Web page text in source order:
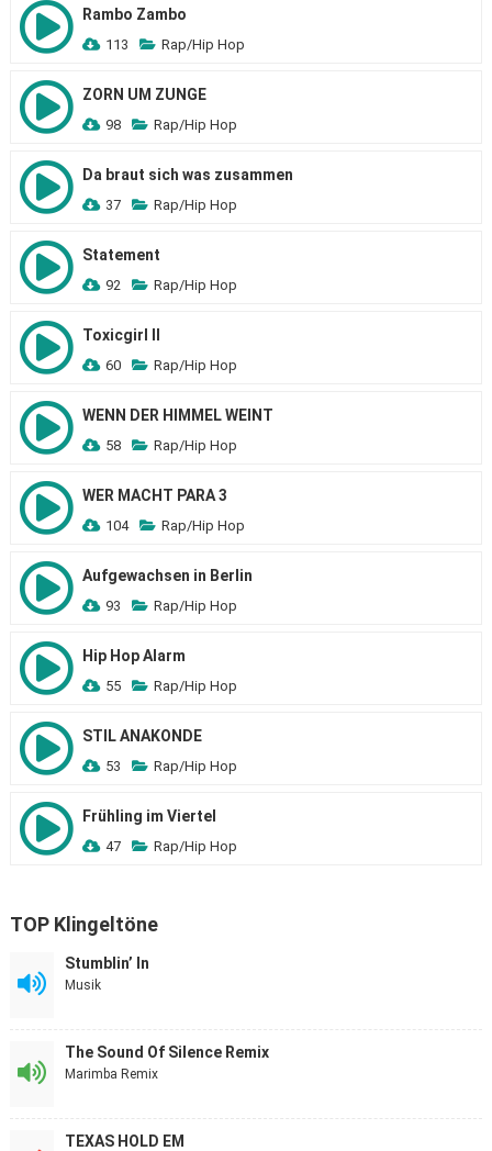
Rambo Zambo
113 Rap/Hip Hop
ZORN UM ZUNGE
98 Rap/Hip Hop
Da braut sich was zusammen
37 Rap/Hip Hop
Statement
92 Rap/Hip Hop
Toxicgirl II
60 Rap/Hip Hop
WENN DER HIMMEL WEINT
58 Rap/Hip Hop
WER MACHT PARA 3
104 Rap/Hip Hop
Aufgewachsen in Berlin
93 Rap/Hip Hop
Hip Hop Alarm
55 Rap/Hip Hop
STIL ANAKONDE
53 Rap/Hip Hop
Frühling im Viertel
47 Rap/Hip Hop
TOP Klingeltöne
Stumblin’ In
Musik
The Sound Of Silence Remix
Marimba Remix
TEXAS HOLD EM